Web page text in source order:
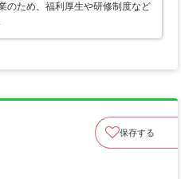
のため、福利厚生や研修制度など
保存する